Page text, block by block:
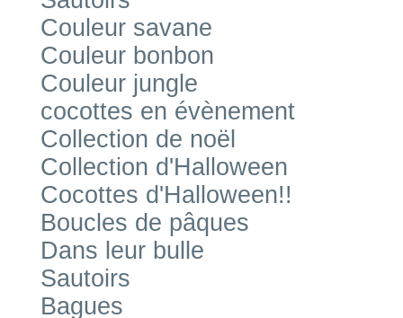
Couleur savane
Couleur bonbon
Couleur jungle
cocottes en évènement
Collection de noël
Collection d'Halloween
Cocottes d'Halloween!!
Boucles de pâques
Dans leur bulle
Sautoirs
Bagues